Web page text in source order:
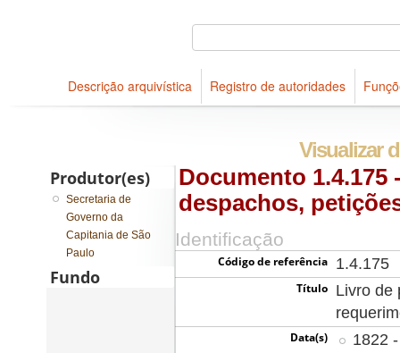
Descrição arquivística Registro de autoridades
Visualizar
Documento
despachos,
Identificação
Código de referência 1.4.175
Título
Livro de
Data(s)
1822
Produtor(es)
Secretaria de
Governo da
Capitania de São
Paulo
Fundo